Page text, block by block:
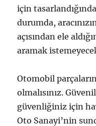
için
durumda,
açısından ele
aramak
Otomobil
olmalısınız.
güvenliğiniz için
Oto Sanayi’nin